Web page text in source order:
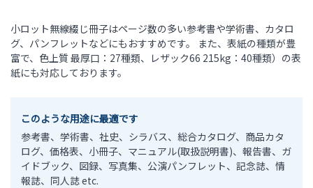
小ロット無線綴じ冊子はページ数の多い参考書や学術書、カタロ
グ、パンフレットなどにもおすすめです。 また、表紙の種類が豊
富で、色上質 最厚口：27種類、レザック66 215kg：40種類）の表
紙にも対応しております。
このような用途に最適です
参考書、学術書、社史、シラバス、総合カタログ、商品カタ
ログ、価格表、小冊子、マニュアル(取扱説明書)、報告書、ガ
イドブック、図録、写真集、公演パンフレット、記念誌、情
報誌、同人誌 etc.